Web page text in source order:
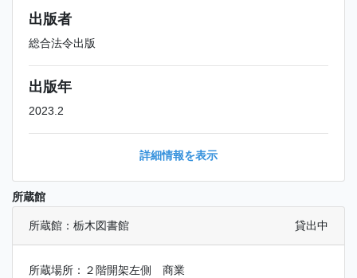
出版者
総合法令出版
出版年
2023.2
詳細情報を表示
所蔵館
所蔵館：栃木図書館 貸出中
所蔵場所：２階開架左側 商業